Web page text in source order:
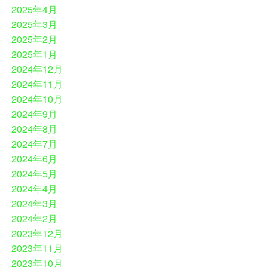
2025年4月
2025年3月
2025年2月
2025年1月
2024年12月
2024年11月
2024年10月
2024年9月
2024年8月
2024年7月
2024年6月
2024年5月
2024年4月
2024年3月
2024年2月
2023年12月
2023年11月
2023年10月